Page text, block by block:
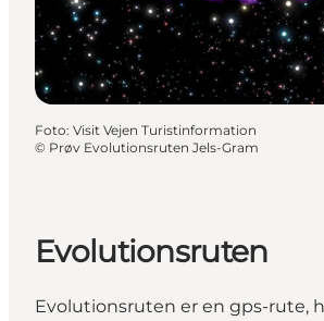
Foto: Visit Vejen Turistinformation
© Prøv Evolutionsruten Jels-Gram
Evolutionsruten
Evolutionsruten er en gps-rute,